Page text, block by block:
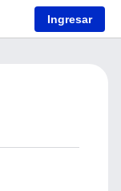
Ingresar